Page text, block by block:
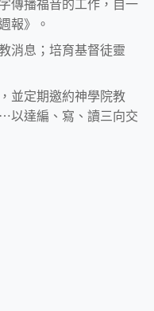
傳播福音的工作，自一
報》。
消息；培育基督徒靈
並定期邀約神學院教
以達編、寫、讀三向交